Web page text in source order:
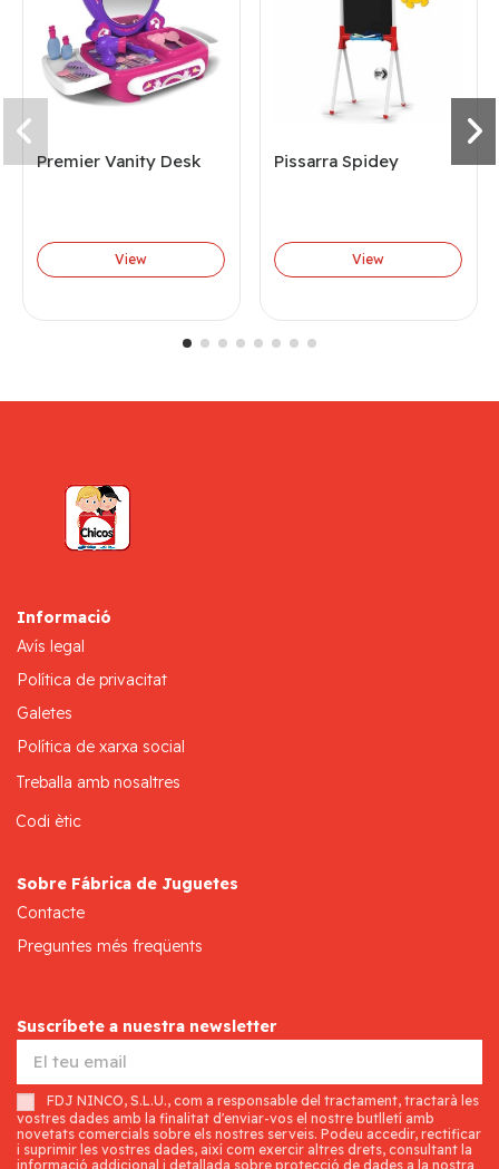
Premier Vanity Desk
View
Pissarra Spidey
View
Informació
Avís legal
Política de privacitat
Galetes
Política de xarxa social
Treballa amb nosaltres
Codi ètic
Sobre Fábrica de Juguetes
Contacte
Preguntes més freqüents
Suscríbete a nuestra newsletter
FDJ NINCO, S.L.U., com a responsable del tractament, tractarà les
vostres dades amb la finalitat d'enviar-vos el nostre butlletí amb
novetats comercials sobre els nostres serveis. Podeu accedir, rectificar
i suprimir les vostres dades, així com exercir altres drets, consultant la
informació addicional i detallada sobre protecció de dades a la nostra